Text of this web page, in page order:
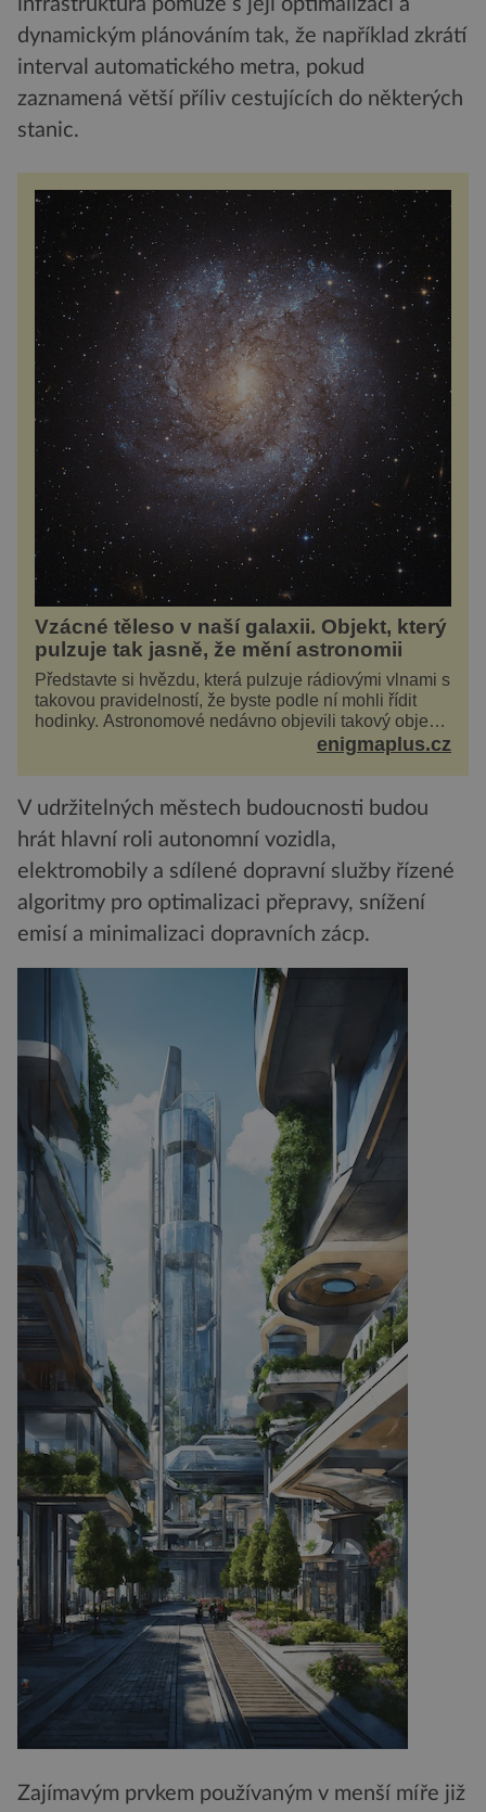
infrastruktura pomůže s její optimalizací a
dynamickým plánováním tak, že například zkrátí
interval automatického metra, pokud
zaznamená větší příliv cestujících do některých
stanic.
Vzácné těleso v naší galaxii. Objekt, který
pulzuje tak jasně, že mění astronomii
Představte si hvězdu, která pulzuje rádiovými vlnami s
takovou pravidelností, že byste podle ní mohli řídit
hodinky. Astronomové nedávno objevili takový objekt
v naší vlastní galaxii, ale jeho chování...enigmaplus.cz
V udržitelných městech budoucnosti budou
hrát hlavní roli autonomní vozidla,
elektromobily a sdílené dopravní služby řízené
algoritmy pro optimalizaci přepravy, snížení
emisí a minimalizaci dopravních zácp.
Zajímavým prvkem používaným v menší míře již